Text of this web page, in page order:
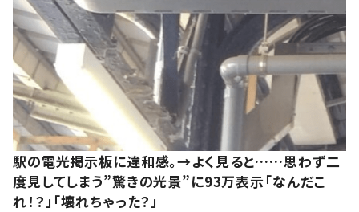
駅の電光掲示板に違和感。→よく見ると……思わず二
度見してしまう”驚きの光景”に93万表示「なんだこ
れ！？」「壊れちゃった？」